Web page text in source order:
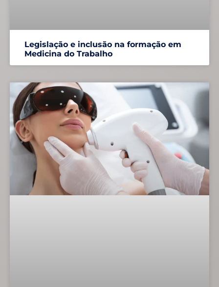
Legislação e inclusão na formação em
Medicina do Trabalho